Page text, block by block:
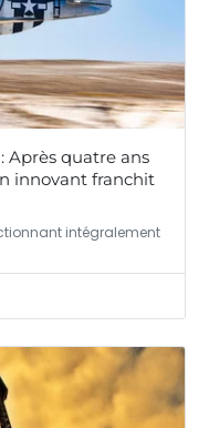
Après quatre ans
innovant franchit
intégralement